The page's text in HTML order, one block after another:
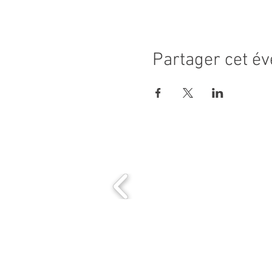
Partager cet